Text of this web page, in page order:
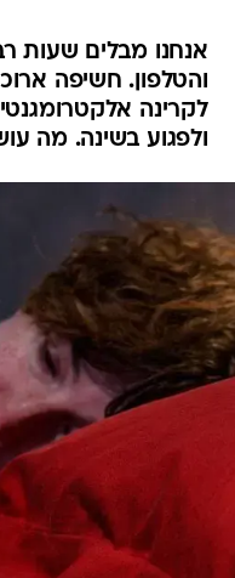
אנחנו מבלים שעות
והטלפון. חשיפה
לקרינה
ולפגוע בשינה. מה